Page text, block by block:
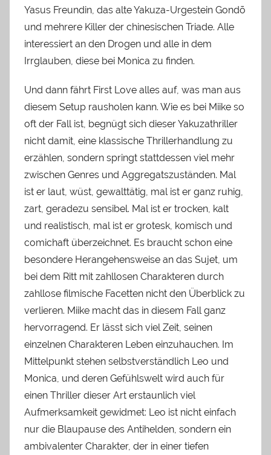
Yasus Freundin, das alte Yakuza-Urgestein Gondō
und mehrere Killer der chinesischen Triade. Alle
interessiert an den Drogen und alle in dem
Irrglauben, diese bei Monica zu finden.
Und dann fährt First Love alles auf, was man aus
diesem Setup rausholen kann. Wie es bei Miike so
oft der Fall ist, begnügt sich dieser Yakuzathriller
nicht damit, eine klassische Thrillerhandlung zu
erzählen, sondern springt stattdessen viel mehr
zwischen Genres und Aggregatszuständen. Mal
ist er laut, wüst, gewalttätig, mal ist er ganz ruhig,
zart, geradezu sensibel. Mal ist er trocken, kalt
und realistisch, mal ist er grotesk, komisch und
comichaft überzeichnet. Es braucht schon eine
besondere Herangehensweise an das Sujet, um
bei dem Ritt mit zahllosen Charakteren durch
zahllose filmische Facetten nicht den Überblick zu
verlieren. Miike macht das in diesem Fall ganz
hervorragend. Er lässt sich viel Zeit, seinen
einzelnen Charakteren Leben einzuhauchen. Im
Mittelpunkt stehen selbstverständlich Leo und
Monica, und deren Gefühlswelt wird auch für
einen Thriller dieser Art erstaunlich viel
Aufmerksamkeit gewidmet: Leo ist nicht einfach
nur die Blaupause des Antihelden, sondern ein
ambivalenter Charakter, der in einer tiefen